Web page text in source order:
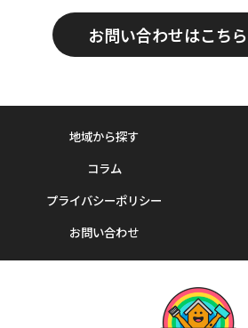
お問い合わせはこちら
地域から探す
コラム
プライバシーポリシー
お問い合わせ